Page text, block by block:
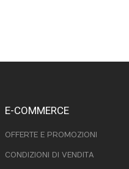
E-COMMERCE
OFFERTE E PROMOZIONI
CONDIZIONI DI VENDITA